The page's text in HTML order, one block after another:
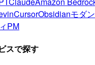
CursorObsidianモダ
PM
スで探す